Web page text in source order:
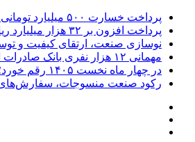
پرداخت خسارت ۵۰۰ میلیارد تومانی بیمه رازی به شرکت هواپیمایی کارون
پرداخت افزون بر ۳۲ هزار میلیارد ریال تسهیلات قرض الحسنه ازدواج و فرزندآوری توسط بانک کشاورزی
نوسازی صنعت، ارتقای کیفیت و
مهمانی ۱۲ هزار نفری بانک صادرات ایران| حمایت از اقشار کم‌درآمد با توزیع بسته‌های معیشتی
در چهار ماه نخست ۱۴۰۵ رقم خورد؛ پرداخت بیش از ۸ همت وام ازدواج به زوج‌های جوان توسط بانک ملی ایران
رکود صنعت منسوجات، سفارش‌های